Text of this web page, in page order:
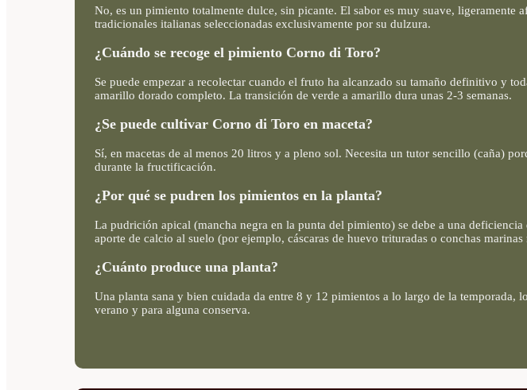
No, es un pimiento totalmente dulce, sin picante. El sabor es muy suave, ligeramente
tradicionales italianas seleccionadas exclusivamente por su dulzura.
¿Cuándo se recoge el pimiento Corno di Toro?
Se puede empezar a recolectar cuando el fruto ha alcanzado su tamaño definitivo y
amarillo dorado completo. La transición de verde a amarillo dura unas 2-3 semanas.
¿Se puede cultivar Corno di Toro en maceta?
Sí, en macetas de al menos 20 litros y a pleno sol. Necesita un tutor sencillo (caña)
durante la fructificación.
¿Por qué se pudren los pimientos en la planta?
La pudrición apical (mancha negra en la punta del pimiento) se debe a una
aporte de calcio al suelo (por ejemplo, cáscaras de huevo trituradas o conchas marinas
¿Cuánto produce una planta?
Una planta sana y bien cuidada da entre 8 y 12 pimientos a lo largo de la
verano y para alguna conserva.